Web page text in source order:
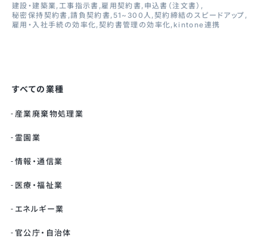
建設・建築業 工事指示書 雇用契約書 申込書（注文書）
秘密保持契約書 請負契約書 51~300人 契約締結のスピードアップ
雇用・入社手続の効率化 契約書管理の効率化 kintone連携
すべての業種
産業廃棄物処理業
霊園業
情報・通信業
医療・福祉業
エネルギー業
官公庁・自治体